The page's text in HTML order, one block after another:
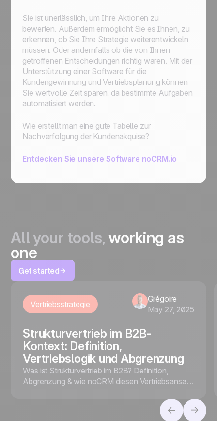
Sie ist unerlässlich, um Ihre Aktionen zu
bewerten. Außerdem ermöglicht Sie es Ihnen, zu
erkennen, ob Sie Ihre Strategie weiterentwickeln
müssen. Oder andernfalls ob die von Ihnen
getroffenen Entscheidungen richtig waren. Mit der
Unterstützung einer Software für die
Kundengewinnung und Vertriebsplanung können
Sie wertvolle Zeit sparen, da bestimmte Aufgaben
automatisiert werden.
Wie erstellt man eine gute Tabelle zur
Nachverfolgung der Kundenakquise?
Entdecken Sie unsere Software noCRM.io
All your tools,working as
one
Get started
Vertriebsstrategie
Grégoire
May 27, 2025
Strukturvertrieb im B2B-
Kontext: Definition,
Vertriebslogik und Abgrenzung
Was ist Strukturvertrieb im B2B? Definition,
Abgrenzung & wie noCRM diesen Vertriebsansatz